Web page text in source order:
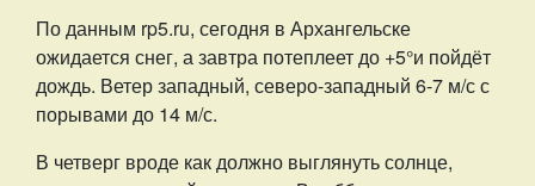
По данным rp5.ru, сегодня в Архангельске
ожидается снег, а завтра потеплеет до +5°и пойдёт
дождь. Ветер западный, северо-западный 6-7 м/с с
порывами до 14 м/с.
В четверг вроде как должно выглянуть солнце,